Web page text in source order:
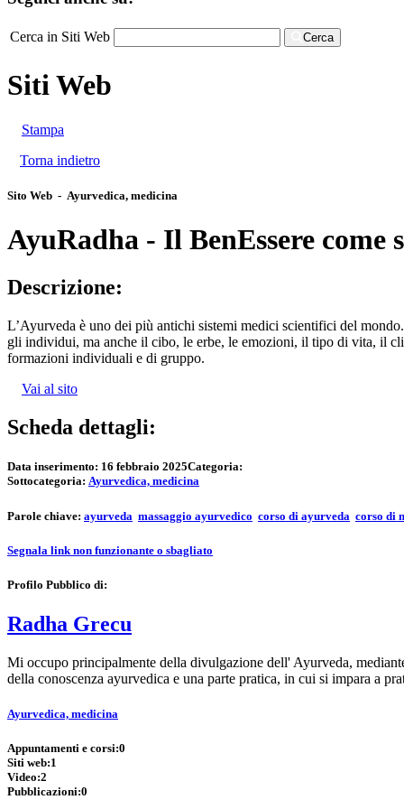
Cerca in Siti Web Cerca
Siti Web
Stampa
Torna indietro
Sito Web - Ayurvedica, medicina
AyuRadha - Il BenEssere come
Descrizione:
L’Ayurveda è uno dei più antichi sistemi medici scientifici del
gli individui, ma anche il cibo, le erbe, le emozioni, il tipo di vita, il
formazioni individuali e di gruppo.
Vai al sito
Scheda dettagli:
Data inserimento: 16 febbraio 2025Categoria:
Sottocategoria: Ayurvedica, medicina
Parole chiave: ayurveda massaggio ayurvedico corso di ayurveda corso di
Segnala link non funzionante o sbagliato
Profilo Pubblico di:
Radha Grecu
Mi occupo principalmente della divulgazione dell' Ayurveda,
della conoscenza ayurvedica e una parte pratica, in cui si impara a
Ayurvedica, medicina
Appuntamenti e corsi:0
Siti web:1
Video:2
Pubblicazioni:0